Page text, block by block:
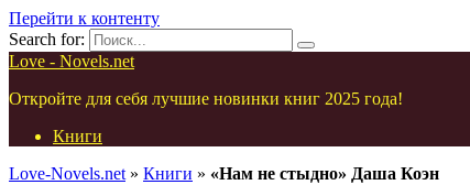
Перейти к контенту
Search for:
Love - Novels.net
Откройте для себя лучшие новинки книг 2025 года!
Книги
Love-Novels.net » Книги » «Нам не стыдно» Даша Коэн